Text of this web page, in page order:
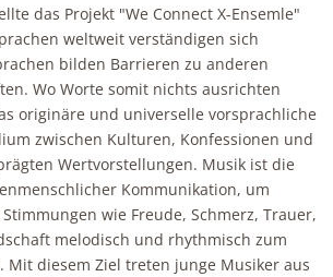
das Projekt "We Connect X-Ensemle"
weltweit verständigen sich
bilden Barrieren zu anderen
Wo Worte somit nichts ausrichten
originäre und universelle vorsprachliche
zwischen Kulturen, Konfessionen und
Wertvorstellungen. Musik ist die
Kommunikation, um
wie Freude, Schmerz, Trauer,
melodisch und rhythmisch zum
Mit diesem Ziel treten junge Musiker aus